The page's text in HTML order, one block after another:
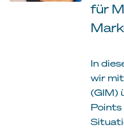
für
In
wir
(GIM)
Points